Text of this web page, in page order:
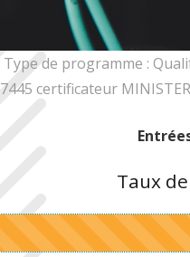
Type de programme :
certificateur
Taux